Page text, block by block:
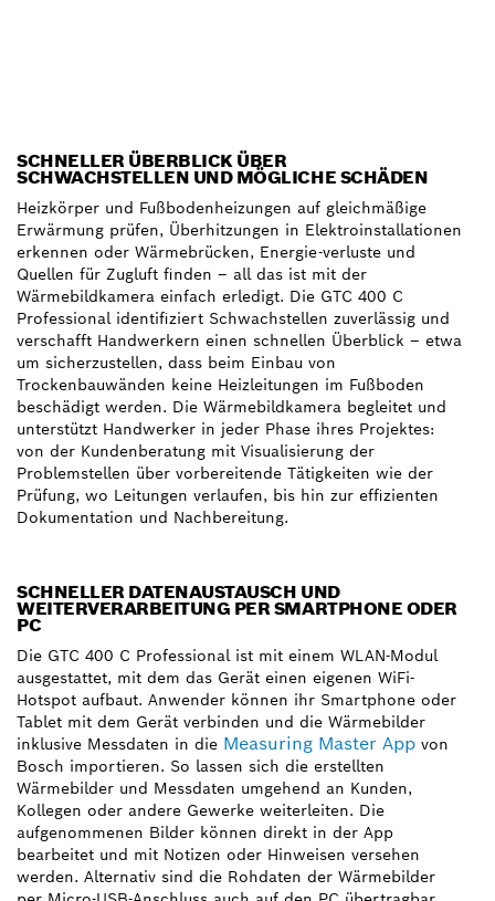
SCHNELLER ÜBERBLICK ÜBER
SCHWACHSTELLEN UND MÖGLICHE SCHÄDEN
Heizkörper und Fußbodenheizungen auf gleichmäßige
Erwärmung prüfen, Überhitzungen in Elektroinstallationen
erkennen oder Wärmebrücken, Energie-verluste und
Quellen für Zugluft finden – all das ist mit der
Wärmebildkamera einfach erledigt. Die GTC 400 C
Professional identifiziert Schwachstellen zuverlässig und
verschafft Handwerkern einen schnellen Überblick – etwa
um sicherzustellen, dass beim Einbau von
Trockenbauwänden keine Heizleitungen im Fußboden
beschädigt werden. Die Wärmebildkamera begleitet und
unterstützt Handwerker in jeder Phase ihres Projektes:
von der Kundenberatung mit Visualisierung der
Problemstellen über vorbereitende Tätigkeiten wie der
Prüfung, wo Leitungen verlaufen, bis hin zur effizienten
Dokumentation und Nachbereitung.
SCHNELLER DATENAUSTAUSCH UND
WEITERVERARBEITUNG PER SMARTPHONE ODER
PC
Die GTC 400 C Professional ist mit einem WLAN-Modul
ausgestattet, mit dem das Gerät einen eigenen WiFi-
Hotspot aufbaut. Anwender können ihr Smartphone oder
Tablet mit dem Gerät verbinden und die Wärmebilder
inklusive Messdaten in die Measuring Master App von
Bosch importieren. So lassen sich die erstellten
Wärmebilder und Messdaten umgehend an Kunden,
Kollegen oder andere Gewerke weiterleiten. Die
aufgenommenen Bilder können direkt in der App
bearbeitet und mit Notizen oder Hinweisen versehen
werden. Alternativ sind die Rohdaten der Wärmebilder